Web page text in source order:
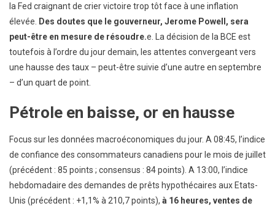
la Fed craignant de crier victoire trop tôt face à une inflation
élevée.
Des doutes que le gouverneur, Jerome Powell, sera
peut-être en mesure de résoudre.e. La décision de la BCE est
toutefois à l’ordre du jour demain, les attentes convergeant vers
une hausse des taux – peut-être suivie d’une autre en septembre
– d’un quart de point.
Pétrole en baisse, or en hausse
Focus sur les données macroéconomiques du jour. A 08:45, l’indice
de confiance des consommateurs canadiens pour le mois de juillet
(précédent : 85 points ; consensus : 84 points). A 13:00, l’indice
hebdomadaire des demandes de prêts hypothécaires aux Etats-
Unis (précédent : +1,1% à 210,7 points), à 16 heures, ventes de